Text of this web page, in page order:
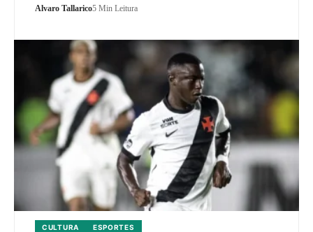
Alvaro Tallarico5 Min Leitura
CULTURA ESPORTES